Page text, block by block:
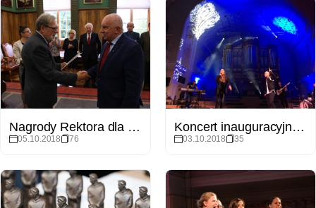
Nagrody Rektora dla nauczycieli akademickich
05.10.2018 76
Koncert inauguracyjny 100-lecia Uniwersytetu Poznańskiego
03.10.2018 35